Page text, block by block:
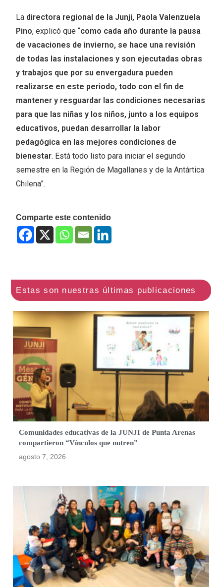
La directora regional de la Junji, Paola Valenzuela
Pino, explicó que “como cada año durante la pausa
de vacaciones de invierno, se hace una revisión
de todas las instalaciones y son ejecutadas obras
y trabajos que por su envergadura pueden
realizarse en este periodo, todo con el fin de
mantener y resguardar las condiciones necesarias
para que las niñas y los niños, junto a los equipos
educativos, puedan desarrollar la labor
pedagógica en las mejores condiciones de
bienestar. Está todo listo para iniciar el segundo
semestre en la Región de Magallanes y de la Antártica
Chilena”.
Comparte este contenido
Comunidades educativas de la JUNJI de Punta Arenas
compartieron “Vínculos que nutren”
agosto 7, 2026